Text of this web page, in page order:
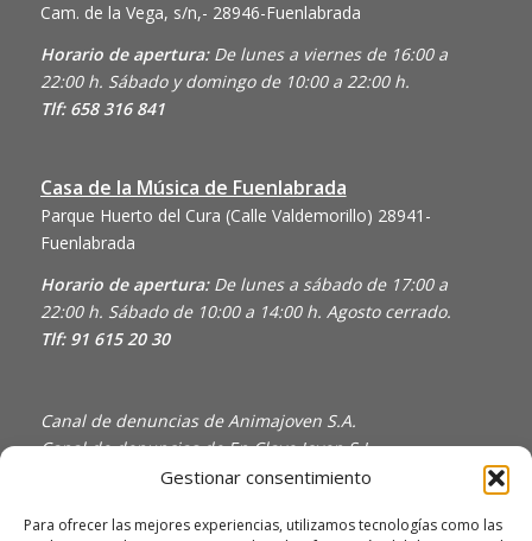
Gestionar consentimiento
Para ofrecer las mejores experiencias, utilizamos tecnologías como las
Cam. de la Vega, s/n,- 28946-Fuenlabrada
Horario de apertura: De lunes a viernes de 16:00 a
22:00 h. Sábado y domingo de 10:00 a 22:00 h.
Tlf: 658 316 841
Casa de la Música de Fuenlabrada
Parque Huerto del Cura (Calle Valdemorillo) 28941-
Fuenlabrada
Horario de apertura: De lunes a sábado de 17:00 a
22:00 h. Sábado de 10:00 a 14:00 h. Agosto cerrado.
Tlf: 91 615 20 30
Canal de denuncias de Animajoven S.A.
Canal de denuncias de En Clave Joven S.L.
Política de Privacidad y Uso de Cookies
Política de calidad